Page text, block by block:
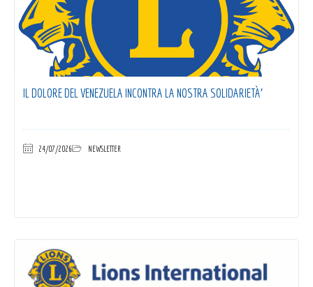
IL DOLORE DEL VENEZUELA INCONTRA LA NOSTRA SOLIDARIETÀ’
24/07/2026 NEWSLETTER